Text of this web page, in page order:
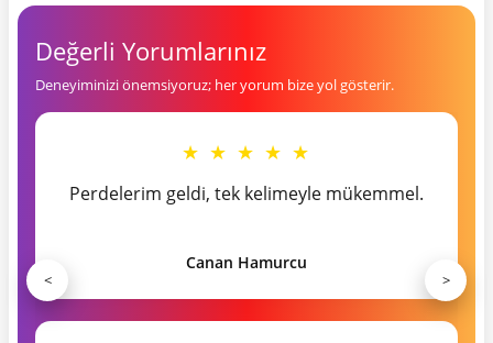
Değerli Yorumlarınız
Deneyiminizi önemsiyoruz; her yorum bize yol gösterir.
★ ★ ★ ★ ★
Perdelerim geldi, tek kelimeyle mükemmel.
Canan Hamurcu
< >